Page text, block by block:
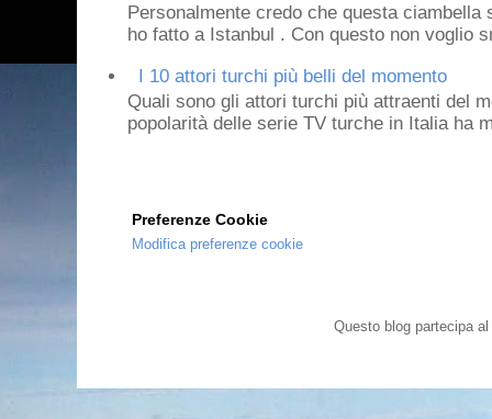
Personalmente credo che questa
ho fatto a Istanbul . Con questo non voglio
I 10 attori turchi più belli del momento
Quali sono gli attori turchi più attraenti del
popolarità delle serie TV turche in Italia ha
Preferenze Cookie
Modifica preferenze cookie
Questo blog partecipa